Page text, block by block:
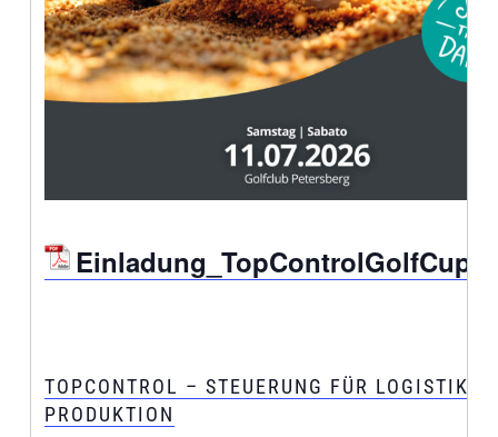
TOPCONTROL – STEUERUNG FÜR LOGISTIK
PRODUKTION